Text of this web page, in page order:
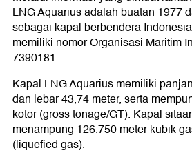
LNG Aquarius adalah buatan 1977
sebagai kapal berbendera
memiliki nomor Organisasi Maritim
7390181.
Kapal LNG Aquarius memiliki
dan lebar 43,74 meter, serta
kotor (gross tonage/GT). Kapal
menampung 126.750 meter kubik
(liquefied gas).